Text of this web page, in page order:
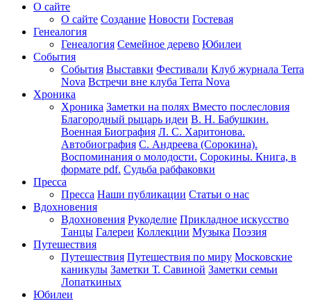
О сайте
О сайте Создание Новости Гостевая
Генеалогия
Генеалогия Семейное дерево Юбилеи
События
События Выставки Фестивали Клуб журнала Terra
Nova Встречи вне клуба Terra Nova
Хроника
Хроника Заметки на полях Вместо послесловия
Благородный рыцарь идеи В. Н. Бабушкин.
Военная Биография Л. С. Харитонова.
Автобиография С. Андреева (Сорокина).
Воспоминания о молодости. Сорокины. Книга, в
формате pdf. Судьба рабфаковки
Пресса
Пресса Наши публикации Статьи о нас
Вдохновения
Вдохновения Рукоделие Прикладное искусство
Танцы Галереи Коллекции Музыка Поэзия
Путешествия
Путешествия Путешествия по миру Московские
каникулы Заметки Т. Савиной Заметки семьи
Лопаткиных
Юбилеи